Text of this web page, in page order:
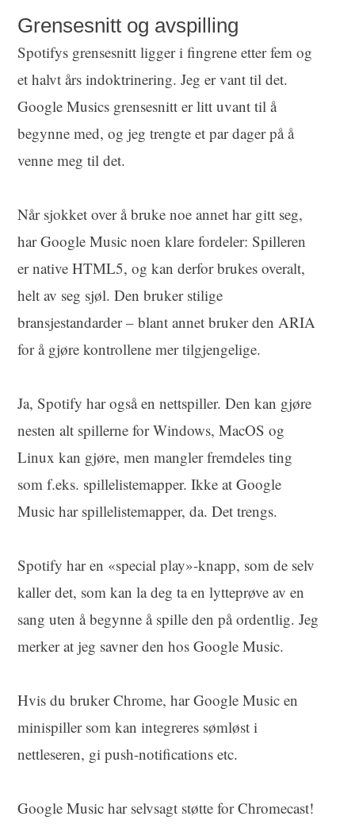
Grensesnitt og avspilling
Spotifys grensesnitt ligger i fingrene etter fem og
et halvt års indoktrinering. Jeg er vant til det.
Google Musics grensesnitt er litt uvant til å
begynne med, og jeg trengte et par dager på å
venne meg til det.
Når sjokket over å bruke noe annet har gitt seg,
har Google Music noen klare fordeler: Spilleren
er native HTML5, og kan derfor brukes overalt,
helt av seg sjøl. Den bruker stilige
bransjestandarder – blant annet bruker den ARIA
for å gjøre kontrollene mer tilgjengelige.
Ja, Spotify har også en nettspiller. Den kan gjøre
nesten alt spillerne for Windows, MacOS og
Linux kan gjøre, men mangler fremdeles ting
som f.eks. spillelistemapper. Ikke at Google
Music har spillelistemapper, da. Det trengs.
Spotify har en «special play»-knapp, som de selv
kaller det, som kan la deg ta en lytteprøve av en
sang uten å begynne å spille den på ordentlig. Jeg
merker at jeg savner den hos Google Music.
Hvis du bruker Chrome, har Google Music en
minispiller som kan integreres sømløst i
nettleseren, gi push-notifications etc.
Google Music har selvsagt støtte for Chromecast!